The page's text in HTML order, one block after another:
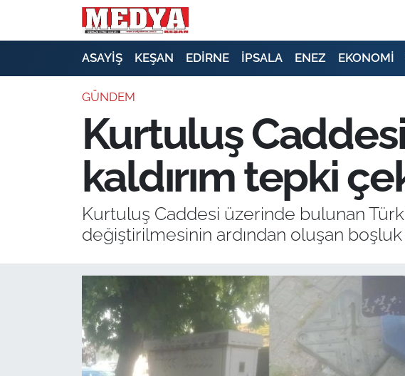
ASAYİŞ KEŞAN EDİRNE İPSALA ENEZ EKONOMİ
GÜNDEM
Kurtuluş
kaldırım tepki
Kurtuluş Caddesi üzerinde bulunan
değiştirilmesinin ardından oluşan boşluk
E-GAZETE
SİYASET
EKONOMİ
SAĞLIK
TARIM VE HAYVANCILIK